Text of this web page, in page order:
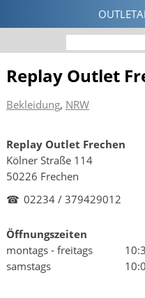
Replay Outlet
Bekleidung, NRW
Replay Outlet Frechen
Kölner Straße 114
50226 Frechen
☎ 02234 / 379429012
Öffnungszeiten
montags - freitags
samstags